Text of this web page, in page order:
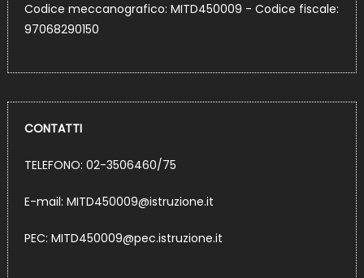
Codice meccanografico: MITD450009 - Codice fiscale:
97068290150
CONTATTI
TELEFONO: 02-3506460/75
E-mail: MITD450009@istruzione.it
PEC: MITD450009@pec.istruzione.it